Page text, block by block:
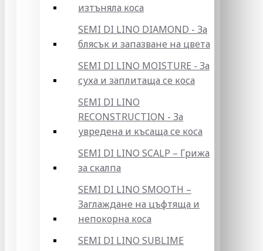
изтъняла коса
SEMI DI LINO DIAMOND - За
блясък и запазване на цвета
SEMI DI LINO MOISTURE - За
суха и заплитаща се коса
SEMI DI LINO
RECONSTRUCTION - За
увредена и късаща се коса
SEMI DI LINO SCALP – Грижа
за скалпа
SEMI DI LINO SMOOTH –
Заглаждане на цъфтяща и
непокорна коса
SEMI DI LINO SUBLIME